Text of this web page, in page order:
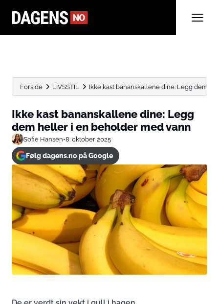
Forside LIVSSTIL Ikke kast bananskallene dine: Legg dem
Ikke kast bananskallene dine: Legg
dem heller i en beholder med vann
Sofie Hansen•8. oktober 2025
Følg dagens.no på Google